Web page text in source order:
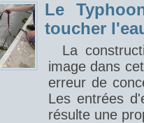
Le
toucher
La
image dans
erreur de
Les entrées
résulte une